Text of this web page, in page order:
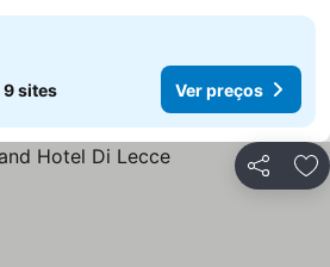
9 sites Ver preços
Partilhar